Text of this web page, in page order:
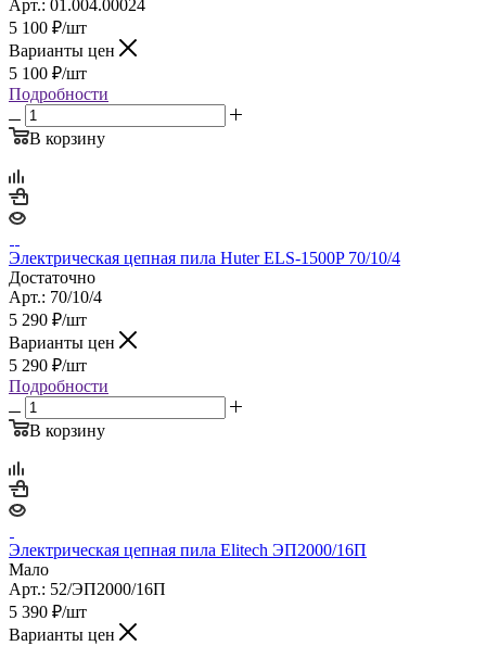
Арт.: 01.004.00024
5 100 ₽/шт
Варианты цен
5 100 ₽/шт
Подробности
В корзину
Электрическая цепная пила Huter ELS-1500P 70/10/4
Достаточно
Арт.: 70/10/4
5 290 ₽/шт
Варианты цен
5 290 ₽/шт
Подробности
В корзину
Электрическая цепная пила Elitech ЭП2000/16П
Мало
Арт.: 52/ЭП2000/16П
5 390 ₽/шт
Варианты цен